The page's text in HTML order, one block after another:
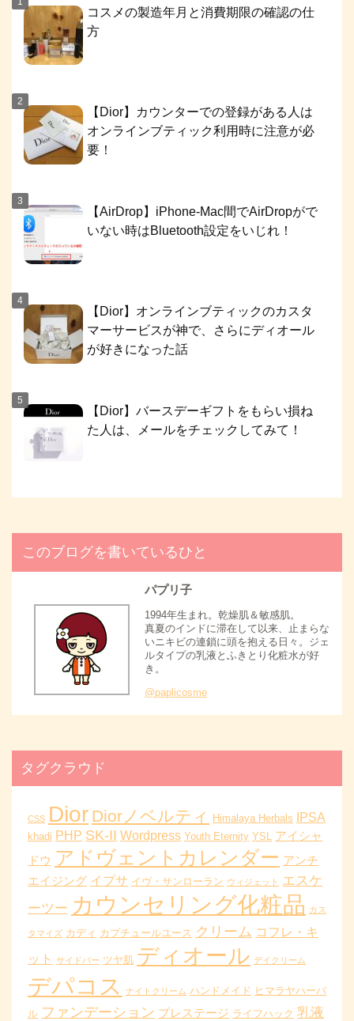
コスメの製造年月と消費期限の確認の仕
方
【Dior】カウンターでの登録がある人は
オンラインブティック利用時に注意が必
要！
【AirDrop】iPhone-Mac間でAirDropがで
いない時はBluetooth設定をいじれ！
【Dior】オンラインブティックのカスタ
マーサービスが神で、さらにディオール
が好きになった話
【Dior】バースデーギフトをもらい損ね
た人は、メールをチェックしてみて！
このブログを書いているひと
パプリ子
1994年生まれ。乾燥肌＆敏感肌。
真夏のインドに滞在して以来、止まらな
いニキビの連鎖に頭を抱える日々。ジェ
ルタイプの乳液とふきとり化粧水が好
き。
@paplicosme
タグクラウド
CSS Dior Diorノベルティ Himalaya Herbals IPSA
khadi PHP SK-II Wordpress Youth Eternity YSL アイシャ
ドウ アドヴェントカレンダー アンチ
エイジング イプサ イヴ・サンローラン ウィジェット
エスケ
ーツー カウンセリング化粧品 カス
タマイズ カディ カプチュールユース クリーム コフレ・キ
ット
サイドバー ツヤ肌 ディオール デイクリーム
デパコス ナイトクリーム ハンドメイド ヒマラヤハーバ
ル ファンデーション プレステージ ライフハック 乳液